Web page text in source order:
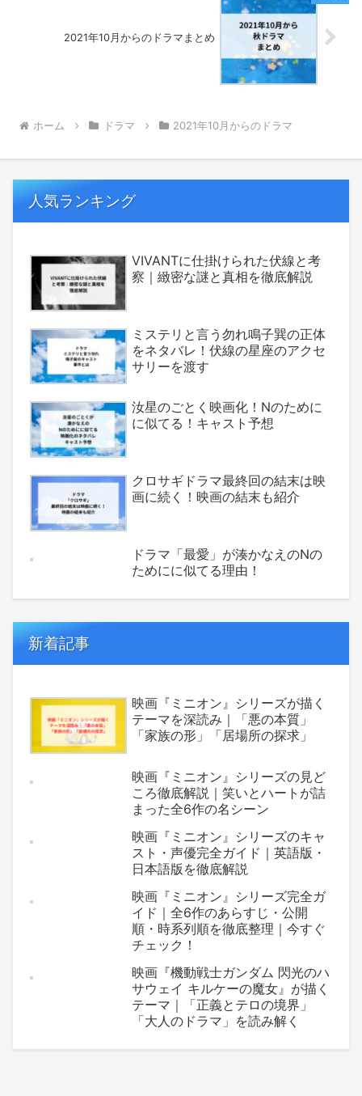
2021年10月からのドラマまとめ
ホーム ドラマ 2021年10月からのドラマ
人気ランキング
VIVANTに仕掛けられた伏線と考
察｜緻密な謎と真相を徹底解説
ミステリと言う勿れ鳴子巽の正体
をネタバレ！伏線の星座のアクセ
サリーを渡す
汝星のごとく映画化！Nのために
に似てる！キャスト予想
クロサギドラマ最終回の結末は映
画に続く！映画の結末も紹介
ドラマ「最愛」が湊かなえのNの
ためにに似てる理由！
新着記事
映画『ミニオン』シリーズが描く
テーマを深読み｜「悪の本質」
「家族の形」「居場所の探求」
映画『ミニオン』シリーズの見ど
ころ徹底解説｜笑いとハートが詰
まった全6作の名シーン
映画『ミニオン』シリーズのキャ
スト・声優完全ガイド｜英語版・
日本語版を徹底解説
映画『ミニオン』シリーズ完全ガ
イド｜全6作のあらすじ・公開
順・時系列順を徹底整理｜今すぐ
チェック！
映画『機動戦士ガンダム 閃光のハ
サウェイ キルケーの魔女』が描く
テーマ｜「正義とテロの境界」
「大人のドラマ」を読み解く